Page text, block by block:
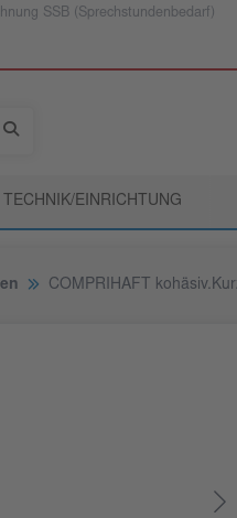
SSB (Sprechstundenbedarf)
TECHNIK/EINRICHTUNG
COMPRIHAFT